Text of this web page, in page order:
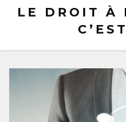
LE DROIT À